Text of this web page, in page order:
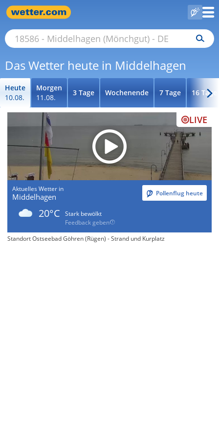
Das Wetter heute in Middelhagen
Heute
10.08.
Morgen
11.08.
3 Tage Wochenende 7 Tage 16 Tage
LIVE
Aktuelles Wetter in
Middelhagen Pollenflug heute
20°C
Stark bewölkt
Feedback geben
Standort Ostseebad Göhren (Rügen) - Strand und Kurplatz